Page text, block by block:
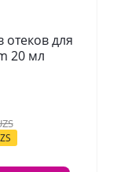
для
20 мл